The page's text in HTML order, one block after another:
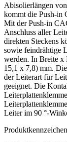
Abisolierlängen
kommt die Push-
Mit der Push-in
Anschluss aller
direkten Steckens
sowie feindrähtige
werden. In Breite x
15,1 x 7,8) mm.
der Leiterart für
geeignet. Die
Leiter im 90 °-
Produktkennzeichen